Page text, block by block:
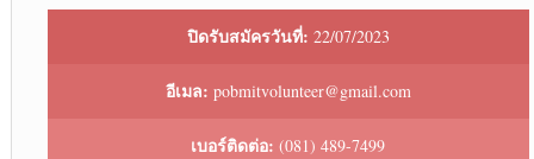
ปิดรับสมัครวันที่: 22/07/2023
อีเมล: pobmitvolunteer@gmail.com
เบอร์ติดต่อ: (081) 489-7499